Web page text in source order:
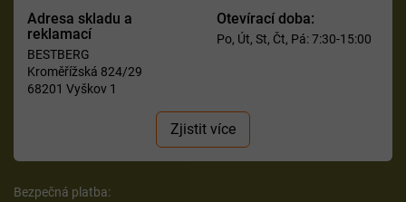
Adresa skladu a
reklamací
BESTBERG
Kroměřížská 824/29
68201 Vyškov 1
Otevírací doba:
Po, Út, St, Čt, Pá: 7:30-15:00
Zjistit více
Bezpečná platba: